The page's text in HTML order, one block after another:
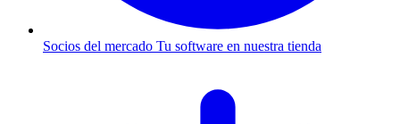
Socios del mercado Tu software en nuestra tienda